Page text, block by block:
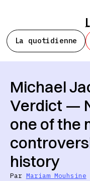
La quotidienne
Michael
Verdict —
one of the
history
Par Mariam Mouhsine